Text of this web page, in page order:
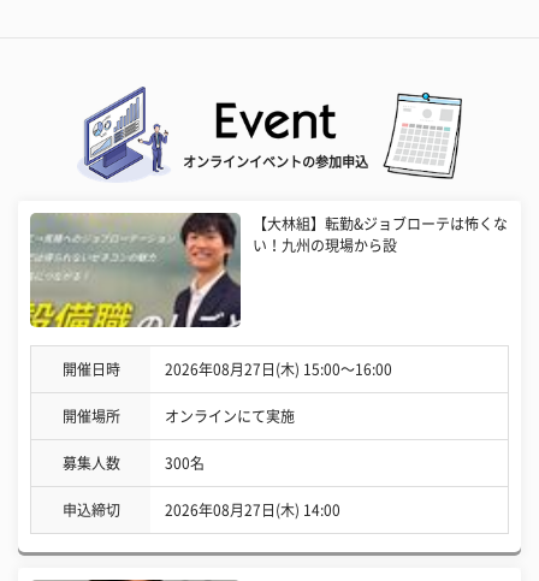
オンラインイベントの参加申込
【大林組】転勤&ジョブローテは怖くな
い！九州の現場から設
開催日時 2026年08月27日(木) 15:00〜16:00
開催場所 オンラインにて実施
募集人数 300名
申込締切 2026年08月27日(木) 14:00